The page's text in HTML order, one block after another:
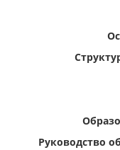
Руководство